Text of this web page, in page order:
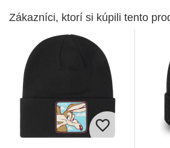
Zákazníci, ktorí si kúpili tento